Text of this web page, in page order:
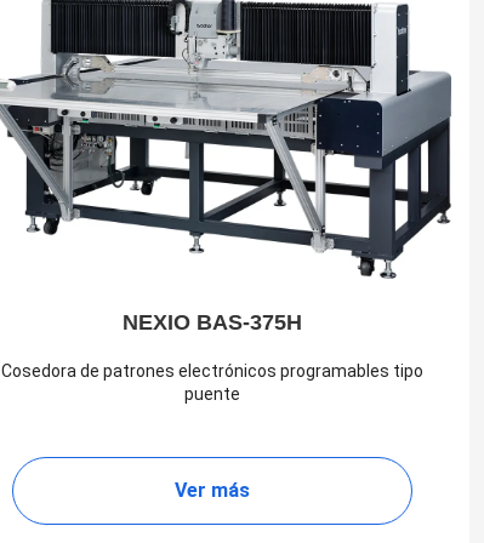
NEXIO BAS-375H
Cosedora de patrones electrónicos programables tipo
puente
Ver más